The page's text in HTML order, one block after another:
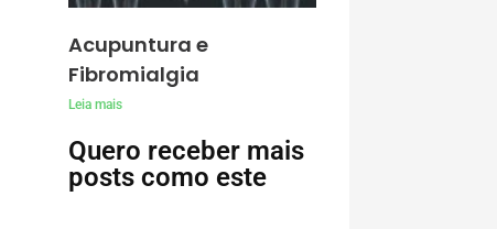
Acupuntura e
Fibromialgia
Leia mais
Quero receber mais
posts como este